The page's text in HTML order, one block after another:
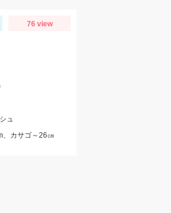
76 view
ュ
、カサゴ～26㎝